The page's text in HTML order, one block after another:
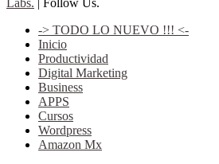
Labs. | Follow Us.
-> TODO LO NUEVO !!! <-
Inicio
Productividad
Digital Marketing
Business
APPS
Cursos
Wordpress
Amazon Mx